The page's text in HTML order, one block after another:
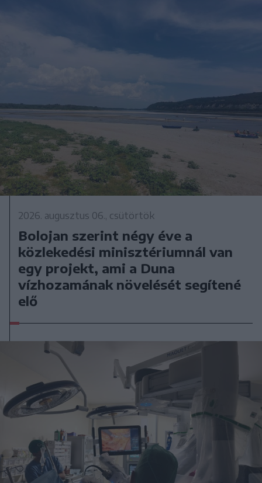
2026. augusztus 06., csütörtök
Bolojan szerint négy éve a
közlekedési minisztériumnál van
egy projekt, ami a Duna
vízhozamának növelését segítené
elő